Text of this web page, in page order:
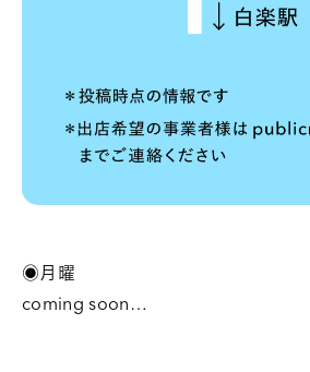
◉月曜
coming soon…